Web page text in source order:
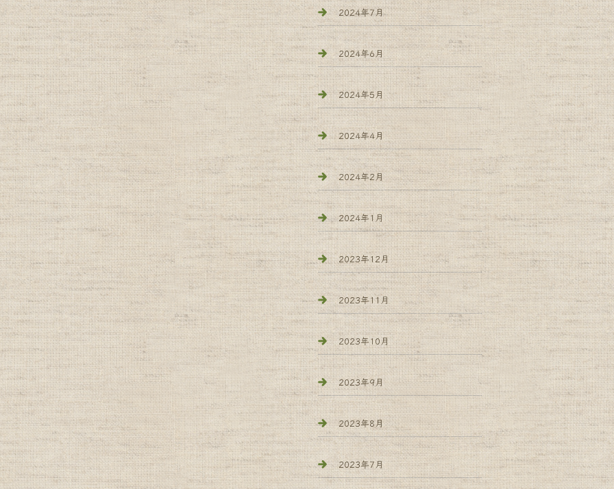
2024年7月
2024年6月
2024年5月
2024年4月
2024年2月
2024年1月
2023年12月
2023年11月
2023年10月
2023年9月
2023年8月
2023年7月